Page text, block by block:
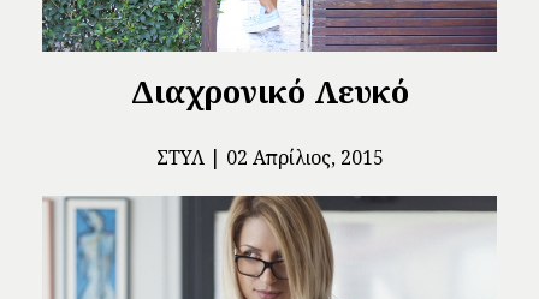
Διαχρονικό Λευκό
ΣΤΥΛ 02 Απρίλιος, 2015